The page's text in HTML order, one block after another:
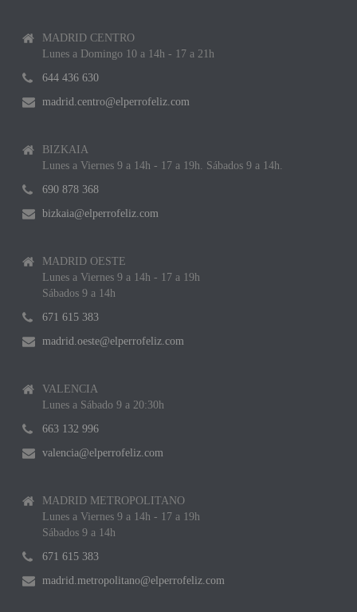
MADRID CENTRO
Lunes a Domingo 10 a 14h - 17 a 21h
644 436 630
madrid.centro@elperrofeliz.com
BIZKAIA
Lunes a Viernes 9 a 14h - 17 a 19h. Sábados 9 a 14h.
690 878 368
bizkaia@elperrofeliz.com
MADRID OESTE
Lunes a Viernes 9 a 14h - 17 a 19h
Sábados 9 a 14h
671 615 383
madrid.oeste@elperrofeliz.com
VALENCIA
Lunes a Sábado 9 a 20:30h
663 132 996
valencia@elperrofeliz.com
MADRID METROPOLITANO
Lunes a Viernes 9 a 14h - 17 a 19h
Sábados 9 a 14h
671 615 383
madrid.metropolitano@elperrofeliz.com